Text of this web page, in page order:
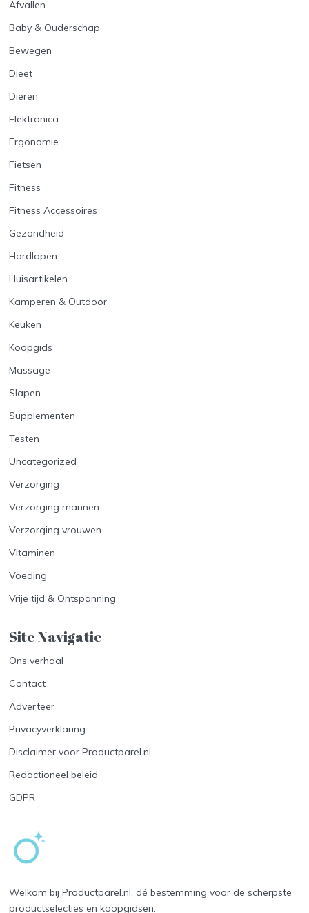
Afvallen
Baby & Ouderschap
Bewegen
Dieet
Dieren
Elektronica
Ergonomie
Fietsen
Fitness
Fitness Accessoires
Gezondheid
Hardlopen
Huisartikelen
Kamperen & Outdoor
Keuken
Koopgids
Massage
Slapen
Supplementen
Testen
Uncategorized
Verzorging
Verzorging mannen
Verzorging vrouwen
Vitaminen
Voeding
Vrije tijd & Ontspanning
Site Navigatie​
Ons verhaal
Contact
Adverteer
Privacyverklaring
Disclaimer voor Productparel.nl
Redactioneel beleid
GDPR
Welkom bij Productparel.nl, dé bestemming voor de scherpste
productselecties en koopgidsen.